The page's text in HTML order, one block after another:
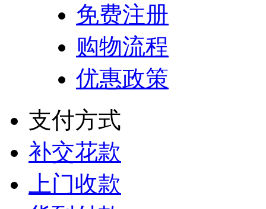
免费注册
购物流程
优惠政策
支付方式
补交花款
上门收款